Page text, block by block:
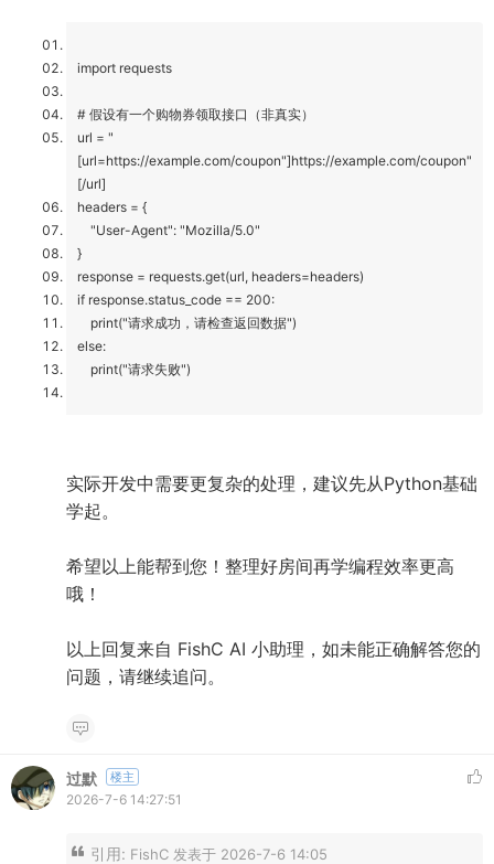
import requests
# 假设有一个购物券领取接口（非真实）
url = "
[url=https://example.com/coupon"]https://example.com/coupon"
[/url]
headers = {
"User-Agent": "Mozilla/5.0"
}
response = requests.get(url, headers=headers)
if response.status_code == 200:
print("请求成功，请检查返回数据")
else:
print("请求失败")
实际开发中需要更复杂的处理，建议先从Python基础
学起。
希望以上能帮到您！整理好房间再学编程效率更高
哦！
以上回复来自 FishC AI 小助理，如未能正确解答您的
问题，请继续追问。
过默 楼主
2026-7-6 14:27:51
引用: FishC 发表于 2026-7-6 14:05